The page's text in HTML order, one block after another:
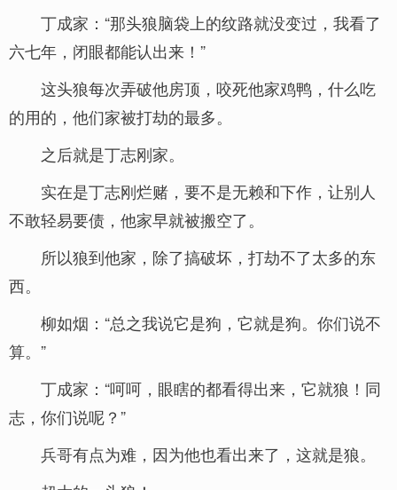
丁成家：“那头狼脑袋上的纹路就没变过，我看了
六七年，闭眼都能认出来！”
这头狼每次弄破他房顶，咬死他家鸡鸭，什么吃
的用的，他们家被打劫的最多。
之后就是丁志刚家。
实在是丁志刚烂赌，要不是无赖和下作，让别人
不敢轻易要债，他家早就被搬空了。
所以狼到他家，除了搞破坏，打劫不了太多的东
西。
柳如烟：“总之我说它是狗，它就是狗。你们说不
算。”
丁成家：“呵呵，眼瞎的都看得出来，它就狼！同
志，你们说呢？”
兵哥有点为难，因为他也看出来了，这就是狼。